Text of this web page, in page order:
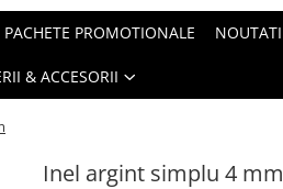
PACHETE PROMOTIONALE NOUTATI
& ACCESORII
Inel argint simplu 4 mm